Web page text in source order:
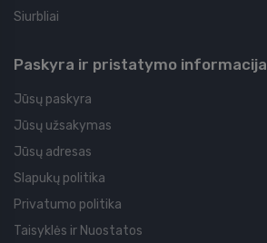
Siurbliai
Paskyra ir pristatymo informacija
Jūsų paskyra
Jūsų užsakymas
Jūsų adresas
Slapukų politika
Privatumo politika
Taisyklės ir Nuostatos